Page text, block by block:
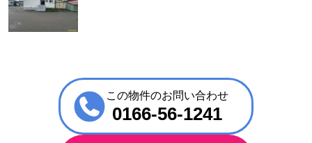
この物件のお問い合わせ
0166-56-1241